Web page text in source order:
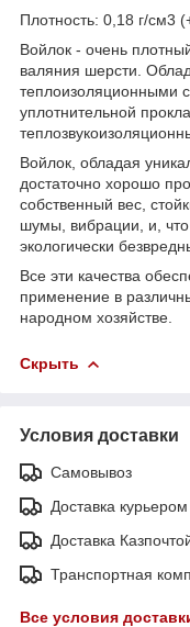
Плотность: 0,18 г/см3
Войлок - очень
валяния шерсти.
теплоизоляционными
уплотнительной
Войлок, обладая
достаточно хорошо
собственный вес,
шумы, вибрации, и,
экологически
Все эти качества
применение в
народном хозяйстве.
Скрыть
Условия доставки
Самовывоз
Доставка курьером
Доставка
Транспортная
Все условия